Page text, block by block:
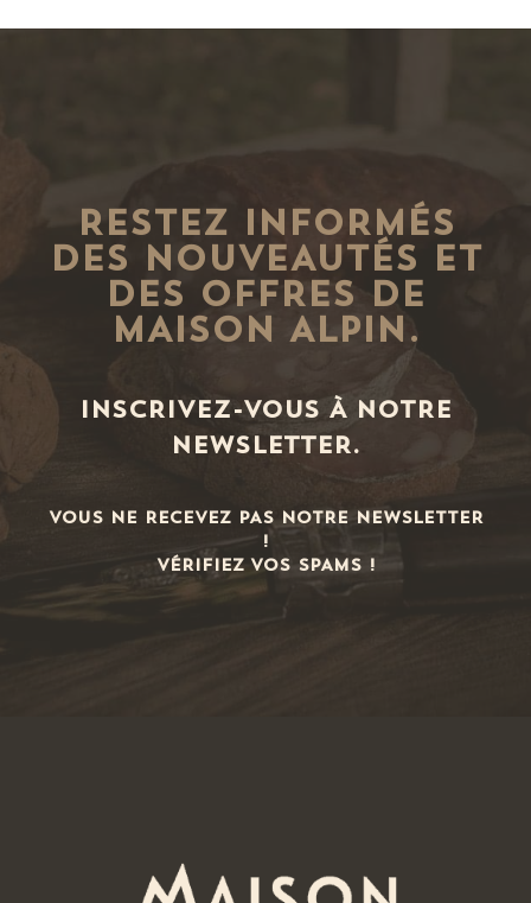
RESTEZ INFORMÉS
DES NOUVEAUTÉS ET
DES OFFRES DE
MAISON ALPIN.
INSCRIVEZ-VOUS À NOTRE
NEWSLETTER.
VOUS NE RECEVEZ PAS NOTRE NEWSLETTER
!
VÉRIFIEZ VOS SPAMS !